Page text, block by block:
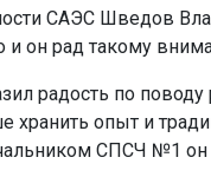
САЭС Шведов
он рад такому
радость по
опыт и
СПСЧ №1 он